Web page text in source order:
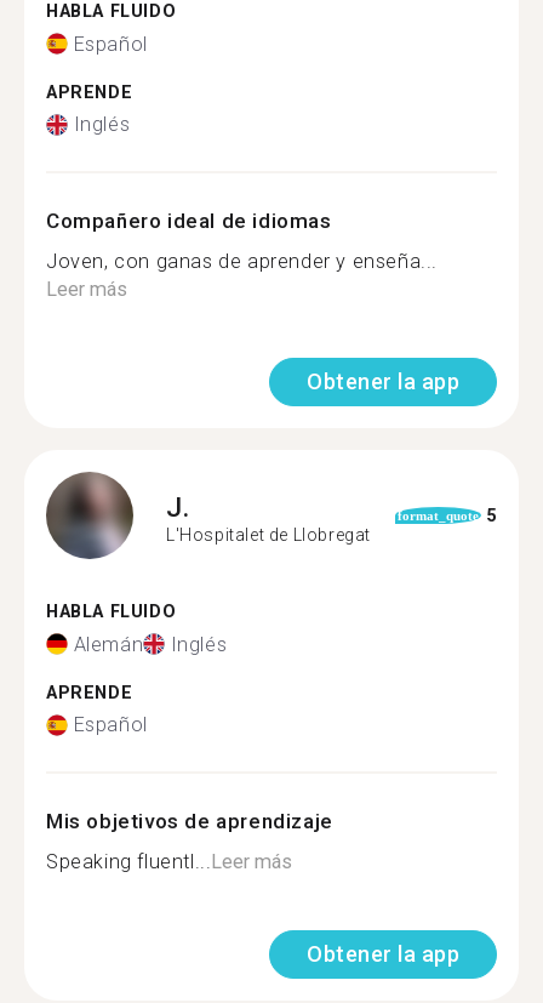
HABLA FLUIDO
Español
APRENDE
Inglés
Compañero ideal de idiomas
Joven, con ganas de aprender y enseña...
Leer más
Obtener la app
J.
L'Hospitalet de Llobregat
format_quote 5
HABLA FLUIDO
Alemán Inglés
APRENDE
Español
Mis objetivos de aprendizaje
Speaking fluentl...Leer más
Obtener la app